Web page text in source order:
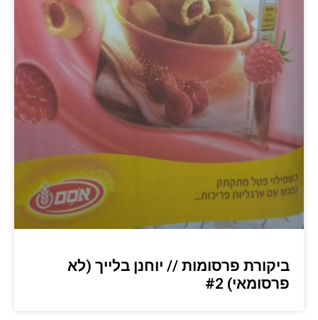
ביקורת פרסומות // יוחנן בלייך (לא
פרסומאי) #2